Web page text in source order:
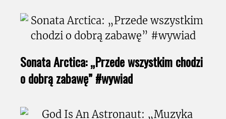
Sonata Arctica: „Przede wszystkim chodzi
o dobrą zabawę” #wywiad